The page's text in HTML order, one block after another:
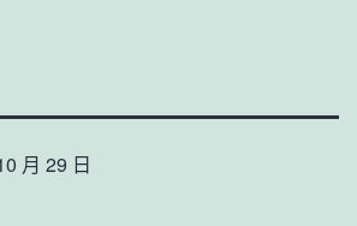
月 29 日